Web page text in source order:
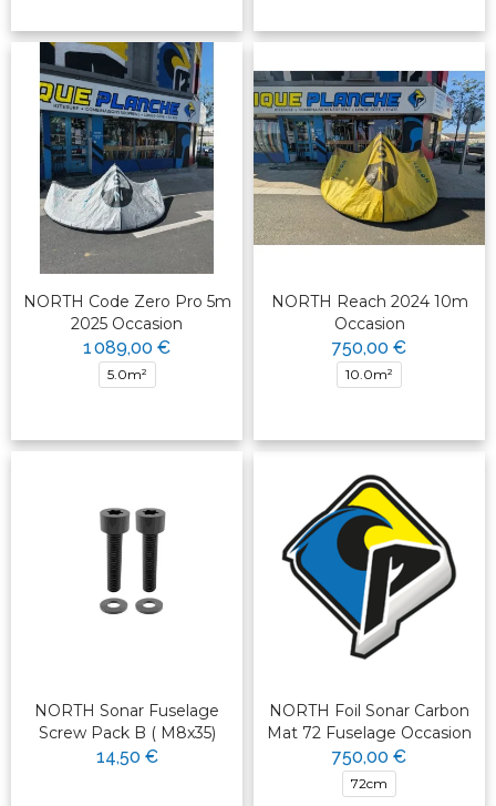
NORTH Code Zero Pro 5m
2025 Occasion
1 089,00 €
5.0m²
NORTH Reach 2024 10m
Occasion
750,00 €
10.0m²
NORTH Sonar Fuselage
Screw Pack B ( M8x35)
14,50 €
NORTH Foil Sonar Carbon
Mat 72 Fuselage Occasion
750,00 €
72cm